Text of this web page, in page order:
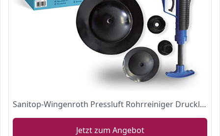
Sanitop-Wingenroth Pressluft Rohrreiniger Druckluft | für alle Abflüsse im Sanitärbereich | bis 3,5 Bar | inklusive 4 PVC-Aufsätzen | ohne Chemikalien | Abflussreiniger Pumpe | 25443 4
Jetzt zum Angebot